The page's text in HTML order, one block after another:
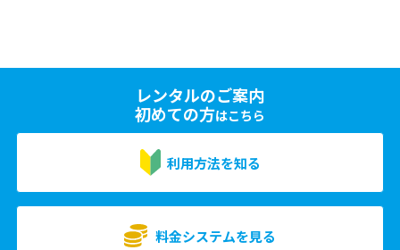
レンタルのご案内
初めての方はこちら
利用方法を知る
料金システムを見る